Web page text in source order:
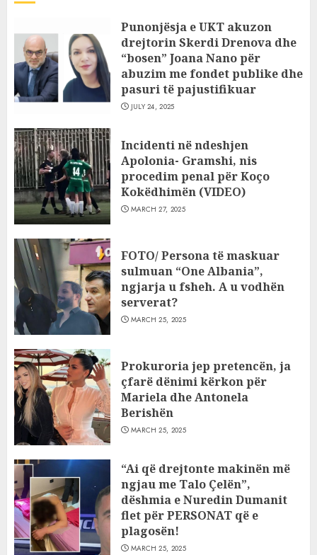
Punonjësja e UKT akuzon
drejtorin Skerdi Drenova dhe
“bosen” Joana Nano për
abuzim me fondet publike dhe
pasuri të pajustifikuar
JULY 24, 2025
Incidenti në ndeshjen
Apolonia- Gramshi, nis
procedim penal për Koço
Kokëdhimën (VIDEO)
MARCH 27, 2025
FOTO/ Persona të maskuar
sulmuan “One Albania”,
ngjarja u fsheh. A u vodhën
serverat?
MARCH 25, 2025
Prokuroria jep pretencën, ja
çfarë dënimi kërkon për
Mariela dhe Antonela
Berishën
MARCH 25, 2025
“Ai që drejtonte makinën më
ngjau me Talo Çelën”,
dëshmia e Nuredin Dumanit
flet për PERSONAT që e
plagosën!
MARCH 25, 2025